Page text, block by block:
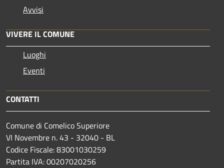
Avvisi
VIVERE IL COMUNE
Luoghi
Eventi
CONTATTI
Comune di Comelico Superiore
VI Novembre n. 43 - 32040 - BL
Codice Fiscale: 83001030259
Partita IVA: 00207020256